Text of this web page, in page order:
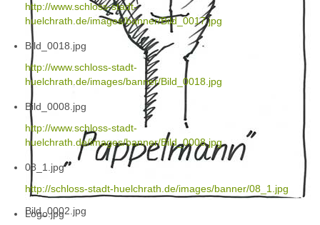
Bild_0002.jpg
http://www.schloss-stadt-
huelchrath.de/images/banner/Bild_0017.jpg
Bild_0018.jpg
http://www.schloss-stadt-
huelchrath.de/images/banner/Bild_0018.jpg
Bild_0008.jpg
http://www.schloss-stadt-
huelchrath.de/images/banner/Bild_0008.jpg
08_1.jpg
http://schloss-stadt-huelchrath.de/images/banner/08_1.jpg
Logo.jpg